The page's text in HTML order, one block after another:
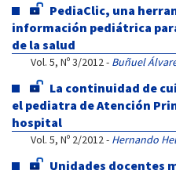
PediaClic, una
información pediátrica
de la salud
Vol. 5, Nº 3/2012 - Buñuel
La continuidad de
el pediatra de Atención
hospital
Vol. 5, Nº 2/2012 - Hernando
Unidades docentes